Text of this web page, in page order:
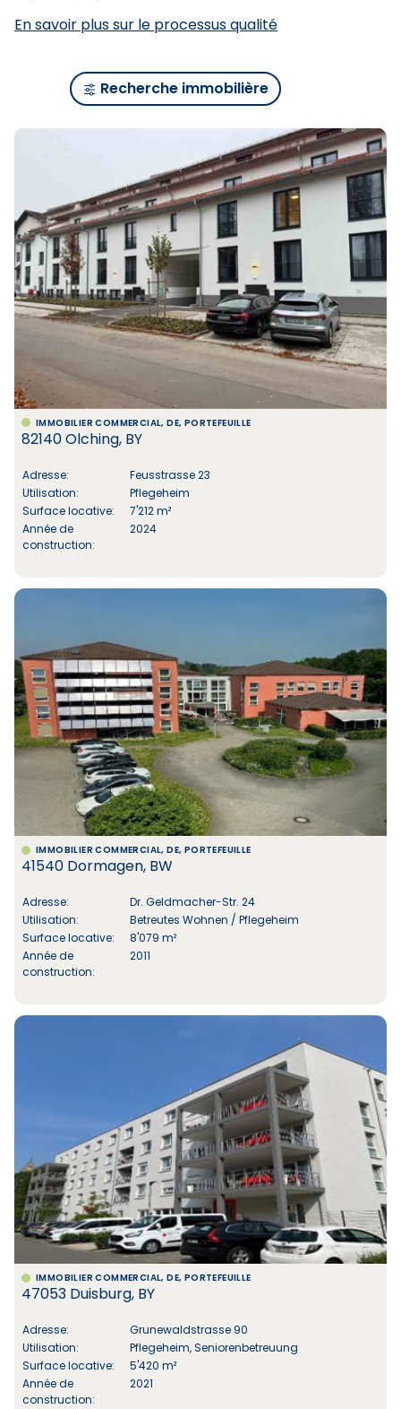
En savoir plus sur le processus qualité
Recherche immobilière
IMMOBILIER COMMERCIAL, DE, PORTEFEUILLE
82140 Olching, BY
Adresse:
Feusstrasse 23
Utilisation:
Pflegeheim
Surface locative:
7'212 m²
Année de
construction:
2024
IMMOBILIER COMMERCIAL, DE, PORTEFEUILLE
41540 Dormagen, BW
Adresse:
Dr. Geldmacher-Str. 24
Utilisation:
Betreutes Wohnen / Pflegeheim
Surface locative:
8'079 m²
Année de
construction:
2011
IMMOBILIER COMMERCIAL, DE, PORTEFEUILLE
47053 Duisburg, BY
Adresse:
Grunewaldstrasse 90
Utilisation:
Pflegeheim, Seniorenbetreuung
Surface locative:
5'420 m²
Année de
construction:
2021